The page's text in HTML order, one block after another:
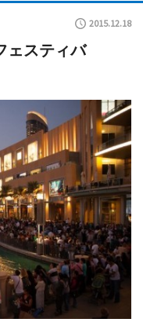
2015.12.18
ェスティバ